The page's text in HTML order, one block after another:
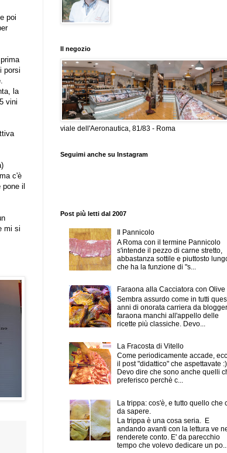
poi
porsi
la
vini
)
c'è
pone il
mi si
Il negozio
viale dell'Aeronautica, 81/83 - Roma
Seguimi anche su Instagram
Post più letti dal 2007
Il Pannicolo
A Roma con il termine Pannicolo
s'intende il pezzo di carne stretto,
abbastanza sottile e piuttosto
che ha la funzione di "s...
Faraona alla Cacciatora con Olive
Sembra assurdo come in tutti
anni di onorata carriera da
faraona manchi all'appello delle
ricette più classiche. Devo...
La Fracosta di Vitello
Come periodicamente accade,
il post "didattico" che aspettavate
Devo dire che sono anche quelli
preferisco perchè c...
La trippa: cos'è, e tutto quello che
da sapere.
La trippa è una cosa seria. E
andando avanti con la lettura ve
renderete conto. E' da parecchio
tempo che volevo dedicare un